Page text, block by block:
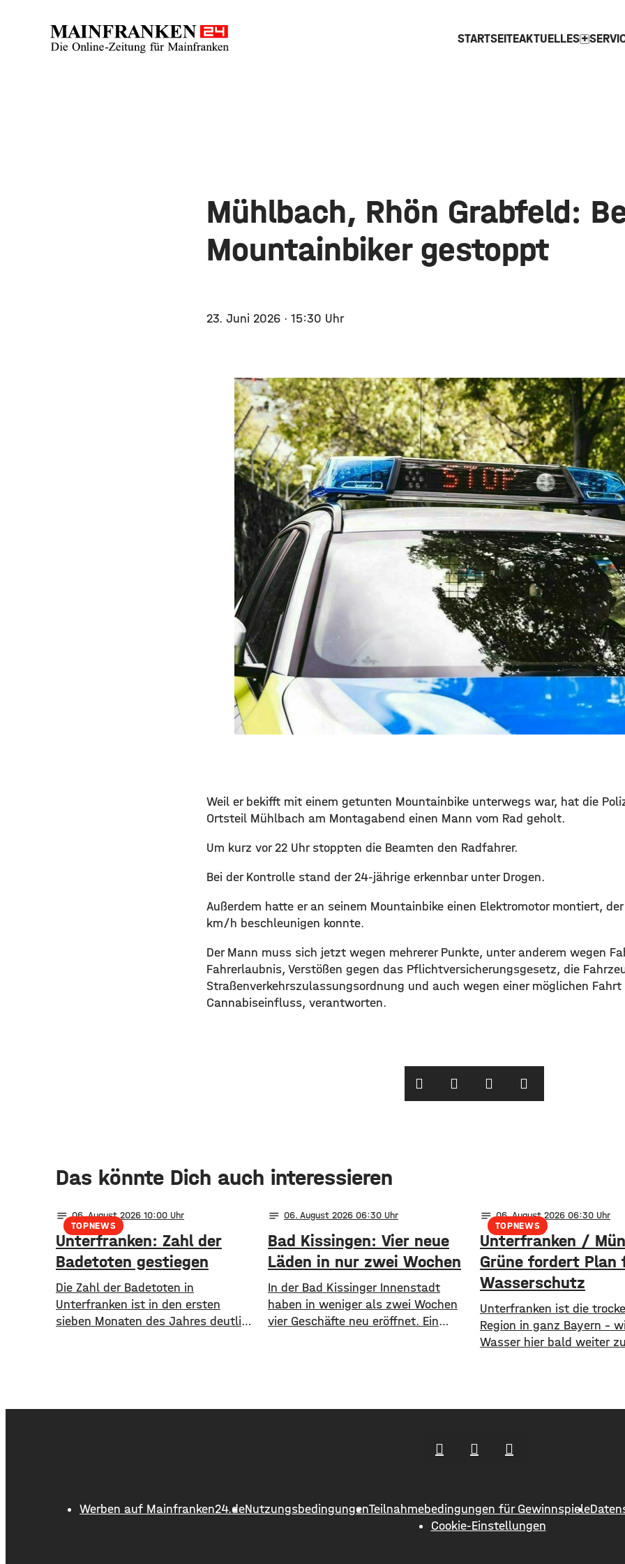
STARTSEITEAKTUELLESexpand_more
Mühlbach, Rhön Grabfeld:
Mountainbiker gestoppt
23. Juni 2026 · 15:30 Uhr
Weil er bekifft mit einem getunten Mountainbike unterwegs war, hat die
Ortsteil Mühlbach am Montagabend einen Mann vom Rad geholt.
Um kurz vor 22 Uhr stoppten die Beamten den Radfahrer.
Bei der Kontrolle stand der 24-jährige erkennbar unter Drogen.
Außerdem hatte er an seinem Mountainbike einen Elektromotor montiert,
km/h beschleunigen konnte.
Der Mann muss sich jetzt wegen mehrerer Punkte, unter anderem wegen
Fahrerlaubnis, Verstößen gegen das Pflichtversicherungsgesetz, die
Straßenverkehrszulassungsordnung und auch wegen einer möglichen
Cannabiseinfluss, verantworten.
Das könnte Dich auch interessieren
TOPNEWS
notes 06. August 2026 10:00
Unterfranken: Zahl der
Badetoten gestiegen
Die Zahl der Badetoten in
Unterfranken ist in den ersten
sieben Monaten des Jahres deutlich
waren es drei. Diese Zahlen teilte
notes 06. August 2026 06:30
Bad Kissingen: Vier neue
Läden in nur zwei Wochen
In der Bad Kissinger Innenstadt
haben in weniger als zwei Wochen
vier Geschäfte neu eröffnet. Ein
Kissingens Oberbürgermeister Dirk
damit ihr Engagement und den
TOPNEWS
notes 06. August 2026 06:30
Unterfranken /
Grüne fordert Plan
Wasserschutz
​​Unterfranken ist die
Region in ganz Bayern –
Wasser hier bald weiter
Grünen im Bayerischen
fordern sie einen 10-
Notfallplan für Bayern.
So sollen unter anderem
Werben auf Mainfranken24.deNutzungsbedingungenTeilnahmebedingungen für Gewinnspiele
Cookie-Einstellungen